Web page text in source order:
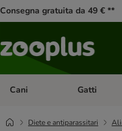
Consegna gratuita da 49 € **
Cani Apri Menu
Gatti
Diete e antiparassitari